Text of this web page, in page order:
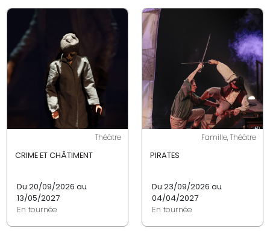
Théâtre
CRIME ET CHÂTIMENT
Du 20/09/2026 au
13/05/2027
En tournée
Famille, Théâtre
PIRATES
Du 23/09/2026 au
04/04/2027
En tournée